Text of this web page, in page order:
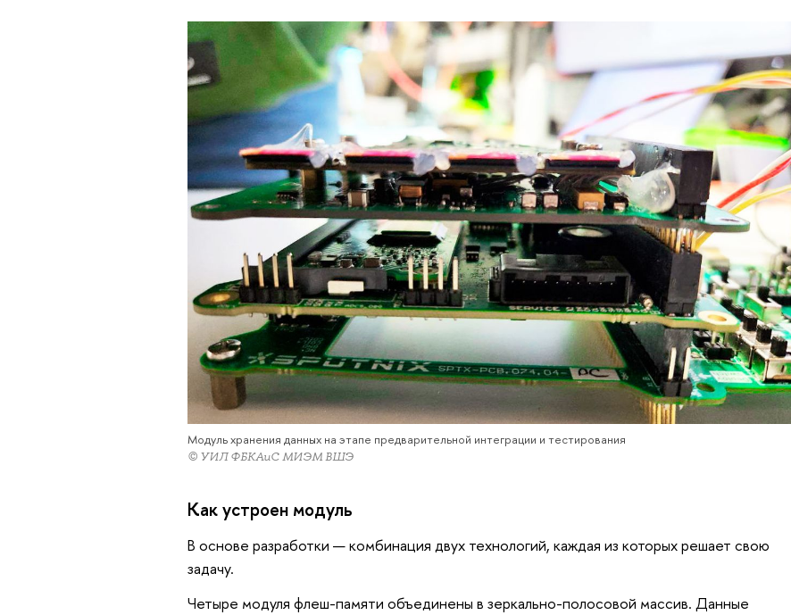
Модуль хранения данных на этапе предварительной интеграции и тестирования
© УИЛ ФБКАиС МИЭМ ВШЭ
Как устроен модуль
В основе разработки — комбинация двух технологий, каждая из которых решает свою
задачу.
Четыре модуля флеш-памяти объединены в зеркально-полосовой массив. Данные